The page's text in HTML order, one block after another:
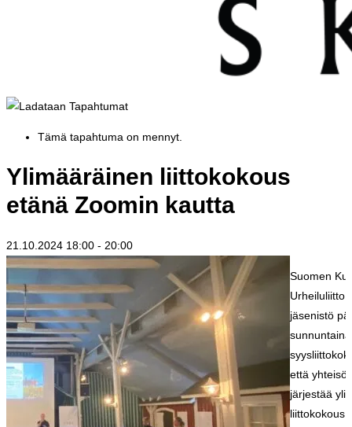
Tämä tapahtuma on mennyt.
Ylimääräinen liittokokous
etänä Zoomin kautta
21.10.2024 18:00 - 20:00
Suomen
Urheiluliitto
jäsenistö
että
järjestää
liittokokous